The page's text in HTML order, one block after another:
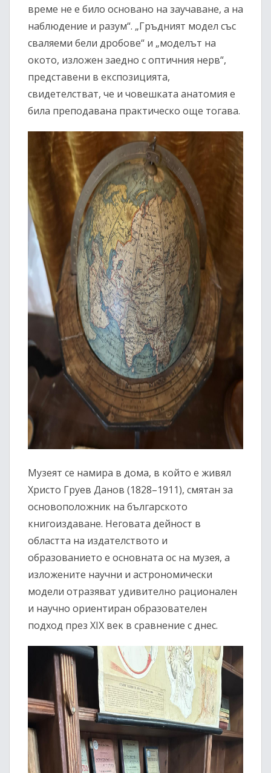
време не е било основано на заучаване, а на
наблюдение и разум“. „Гръдният модел със
сваляеми бели дробове“ и „моделът на
окото, изложен заедно с оптичния нерв“,
представени в експозицията,
свидетелстват, че и човешката анатомия е
била преподавана практическо още тогава.
Музеят се намира в дома, в който е живял
Христо Груев Данов (1828–1911), смятан за
основоположник на българското
книгоиздаване. Неговата дейност в
областта на издателството и
образованието е основната ос на музея, а
изложените научни и астрономически
модели отразяват удивително рационален
и научно ориентиран образователен
подход през XIX век в сравнение с днес.